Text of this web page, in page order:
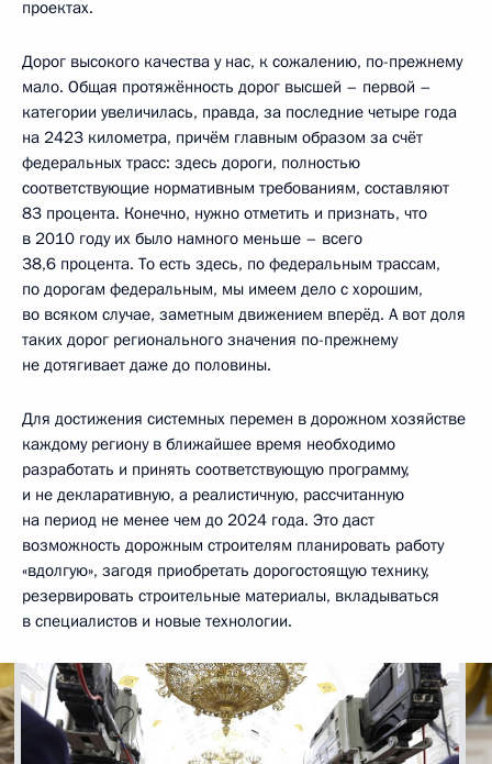
проектах.
Дорог высокого качества у нас, к сожалению, по-прежнему
мало. Общая протяжённость дорог высшей – первой –
категории увеличилась, правда, за последние четыре года
на 2423 километра, причём главным образом за счёт
федеральных трасс: здесь дороги, полностью
соответствующие нормативным требованиям, составляют
83 процента. Конечно, нужно отметить и признать, что
в 2010 году их было намного меньше – всего
38,6 процента. То есть здесь, по федеральным трассам,
по дорогам федеральным, мы имеем дело с хорошим,
во всяком случае, заметным движением вперёд. А вот доля
таких дорог регионального значения по-прежнему
не дотягивает даже до половины.
Для достижения системных перемен в дорожном хозяйстве
каждому региону в ближайшее время необходимо
разработать и принять соответствующую программу,
и не декларативную, а реалистичную, рассчитанную
на период не менее чем до 2024 года. Это даст
возможность дорожным строителям планировать работу
«вдолгую», загодя приобретать дорогостоящую технику,
резервировать строительные материалы, вкладываться
в специалистов и новые технологии.